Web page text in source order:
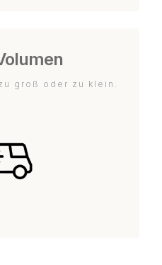
groß oder zu klein.